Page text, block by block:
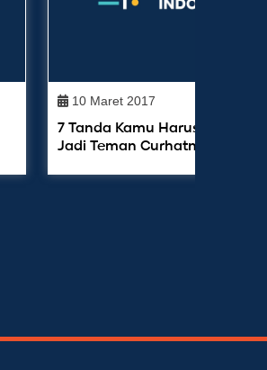
10 Maret 2017
7 Tanda Kamu Harus Stop
Jadi Teman Curhatnya